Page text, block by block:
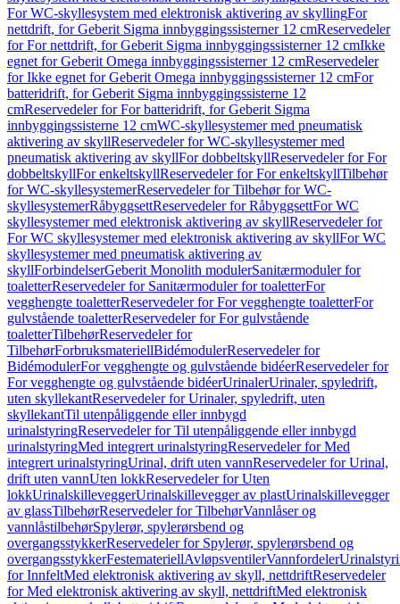
For WC-skyllesystem med elektronisk aktivering av skyllingFor
nettdrift, for Geberit Sigma innbyggingssisterner 12 cmReservedeler
for For nettdrift, for Geberit Sigma innbyggingssisterner 12 cmIkke
egnet for Geberit Omega innbyggingssisterner 12 cmReservedeler
for Ikke egnet for Geberit Omega innbyggingssisterner 12 cmFor
batteridrift, for Geberit Sigma innbyggingssisterne 12
cmReservedeler for For batteridrift, for Geberit Sigma
innbyggingssisterne 12 cmWC-skyllesystemer med pneumatisk
aktivering av skyllReservedeler for WC-skyllesystemer med
pneumatisk aktivering av skyllFor dobbeltskyllReservedeler for For
dobbeltskyllFor enkeltskyllReservedeler for For enkeltskyllTilbehør
for WC-skyllesystemerReservedeler for Tilbehør for WC-
skyllesystemerRåbyggsettReservedeler for RåbyggsettFor WC
skyllesystemer med elektronisk aktivering av skyllReservedeler for
For WC skyllesystemer med elektronisk aktivering av skyllFor WC
skyllesystemer med pneumatisk aktivering av
skyllForbindelserGeberit Monolith modulerSanitærmoduler for
toaletterReservedeler for Sanitærmoduler for toaletterFor
vegghengte toaletterReservedeler for For vegghengte toaletterFor
gulvstående toaletterReservedeler for For gulvstående
toaletterTilbehørReservedeler for
TilbehørForbruksmateriellBidémodulerReservedeler for
BidémodulerFor vegghengte og gulvstående bidéerReservedeler for
For vegghengte og gulvstående bidéerUrinalerUrinaler, spyledrift,
uten skyllekantReservedeler for Urinaler, spyledrift, uten
skyllekantTil utenpåliggende eller innbygd
urinalstyringReservedeler for Til utenpåliggende eller innbygd
urinalstyringMed integrert urinalstyringReservedeler for Med
integrert urinalstyringUrinal, drift uten vannReservedeler for Urinal,
drift uten vannUten lokkReservedeler for Uten
lokkUrinalskilleveggerUrinalskillevegger av plastUrinalskillevegger
av glassTilbehørReservedeler for TilbehørVannlåser og
vannlåstilbehørSpylerør, spylerørsbend og
overgangsstykkerReservedeler for Spylerør, spylerørsbend og
overgangsstykkerFestemateriellAvløpsventilerVannfordeler
for InnfeltMed elektronisk aktivering av skyll, nettdriftReservedeler
for Med elektronisk aktivering av skyll, nettdriftMed elektronisk